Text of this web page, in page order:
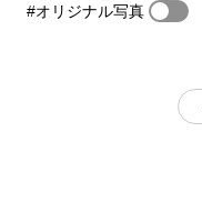
#オリジナル写真